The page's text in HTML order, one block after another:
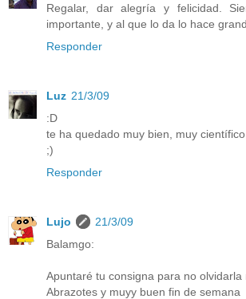
Regalar, dar alegría y felicidad.
importante, y al que lo da lo hace
Responder
Luz 21/3/09
:D
te ha quedado muy bien, muy científico
;)
Responder
Lujo
21/3/09
Balamgo:
Apuntaré tu consigna para no olvidarla
Abrazotes y muyy buen fin de semana